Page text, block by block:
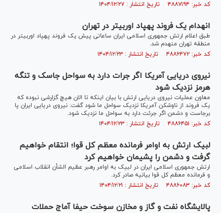
کد خبر: ۴۸۸۷۱۹۴ تاریخ انتشار : ۱۴۰۴/۱۲/۲۷
انهدام یک فروند پهپاد اوربیتر در تهران
طبق اعلام ارتش جمهوری اسلامی ایران ساعاتی پیش یک فروند پهپاد اوربیتر در
منطقه تهران منهدم شد.
کد خبر: ۴۸۸۶۴۷۲ تاریخ انتشار : ۱۴۰۴/۱۲/۲۳
نیروی دریایی آمریکا اگر جرات دارد به سواحل جاسک و تنگه
هرمز نزدیک شود
معاون عملیات نیروی دریایی ارتش با بیان اینکه تا الان هیچ گزارشی نبوده که
یک فروند از ناوشکن آمریکا نزدیک سواحل ما شود گفت: نیروی دریایی ایران پا
برجاست و دشمن اگر جرئت دارد به سواحل ما نزدیک شود.
کد خبر: ۴۸۸۶۴۵۱ تاریخ انتشار : ۱۴۰۴/۱۲/۲۳
لبیک ارتش به اوامر فرمانده معظم کل قوا؛ انتقام خواهیم
گرفت و دشمن را پشیمان خواهیم کرد
ارتش جمهوری اسلامی ایران در لبیک به اوامر رهبر عظیم الشأن انقلاب اسلامی
و فرمانده معظم کل قوا بیانیه صادر کرد.
کد خبر: ۴۸۸۶۰۸۳ تاریخ انتشار : ۱۴۰۴/۱۲/۲۱
پالایشگاه نفت و گاز و مخازن سوخت حیفا آماج حملات